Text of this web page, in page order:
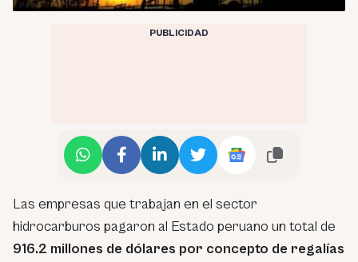
PUBLICIDAD
Las empresas que trabajan en el sector
hidrocarburos pagaron al Estado peruano un total de
916.2 millones de dólares por concepto de regalías